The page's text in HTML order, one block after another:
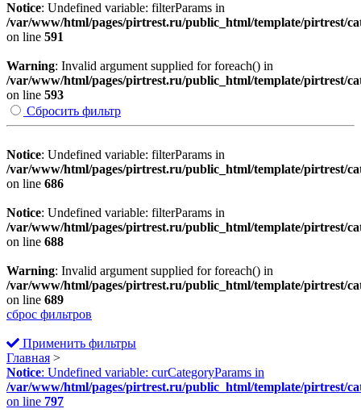
Notice: Undefined variable: filterParams in
/var/www/html/pages/pirtrest.ru/public_html/template/pirtrest/
on line 591
Warning: Invalid argument supplied for foreach() in
/var/www/html/pages/pirtrest.ru/public_html/template/pirtrest/
on line 593
Сбросить фильтр
Notice: Undefined variable: filterParams in
/var/www/html/pages/pirtrest.ru/public_html/template/pirtrest/
on line 686
Notice: Undefined variable: filterParams in
/var/www/html/pages/pirtrest.ru/public_html/template/pirtrest/
on line 688
Warning: Invalid argument supplied for foreach() in
/var/www/html/pages/pirtrest.ru/public_html/template/pirtrest/
on line 689
сброс фильтров
Применить фильтры
Главная >
Notice: Undefined variable: curCategoryParams in
/var/www/html/pages/pirtrest.ru/public_html/template/pirtrest/
on line 797